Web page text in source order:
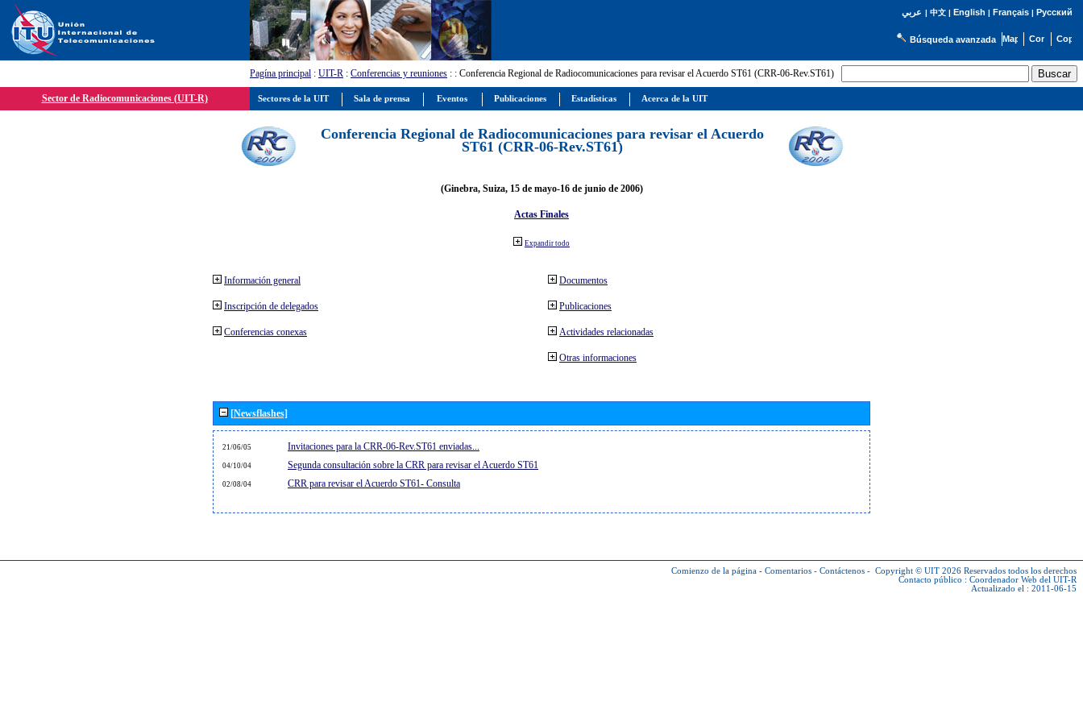
عربي | 中文| English | Français| Русский
Búsqueda avanzada
Pagína principal : UIT-R : Conferencias y reuniones : : Conferencia Regional de Radiocomunicaciones para revisar el Acuerdo ST61 (CRR-06-Rev.ST61)
Sector de Radiocomunicaciones (UIT-R)
Conferencia Regional de Radiocomunicaciones para revisar el Acuerdo
ST61 (CRR-06-Rev.ST61)
(Ginebra, Suiza, 15 de mayo-16 de junio de 2006)
Actas Finales
Expandir todo
Información general
Inscripción de delegados
Conferencias conexas
Documentos
Publicaciones
Actividades relacionadas
Otras informaciones
[Newsflashes]
21/06/05 Invitaciones para la CRR-06-Rev.ST61 enviadas...
04/10/04 Segunda consultación sobre la CRR para revisar el Acuerdo ST61
02/08/04 CRR para revisar el Acuerdo ST61- Consulta
Comienzo de la página - Comentarios - Contáctenos - Copyright © UIT 2026 Reservados todos los derechos
Contacto público : Coordenador Web del UIT-R
Actualizado el : 2011-06-15
Sectores de la UIT Sala de prensa Eventos Publicaciones Estadísticas Acerca de la UIT